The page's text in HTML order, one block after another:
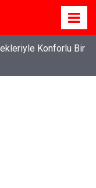
Konforlu Bir